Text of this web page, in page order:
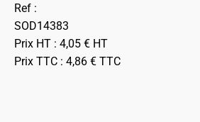
Ref :
SOD14383
Prix HT : 4,05 € HT
Prix TTC : 4,86 € TTC